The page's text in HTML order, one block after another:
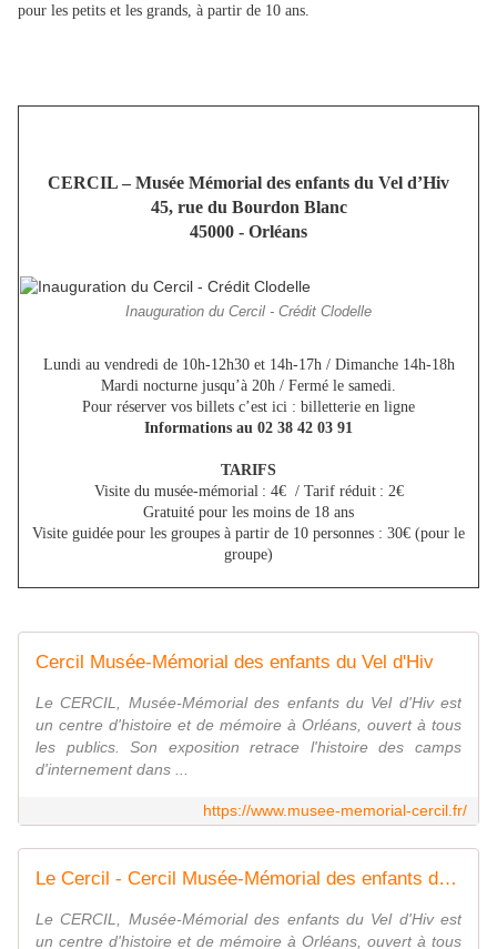
pour les petits et les grands, à partir de 10 ans.
CERCIL – Musée Mémorial des enfants du Vel d’Hiv
45, rue du Bourdon Blanc
45000 - Orléans
Inauguration du Cercil - Crédit Clodelle
Lundi au vendredi de 10h-12h30 et 14h-17h / Dimanche 14h-18h
Mardi nocturne jusqu’à 20h / Fermé le samedi.
Pour réserver vos billets c’est ici : billetterie en ligne
Informations au 02 38 42 03 91
TARIFS
Visite du musée-mémorial : 4€ / Tarif réduit : 2€
Gratuité pour les moins de 18 ans
Visite guidée pour les groupes à partir de 10 personnes : 30€ (pour le
groupe)
Cercil Musée-Mémorial des enfants du Vel d'Hiv
Le CERCIL, Musée-Mémorial des enfants du Vel d'Hiv est
un centre d'histoire et de mémoire à Orléans, ouvert à tous
les publics. Son exposition retrace l'histoire des camps
d'internement dans ...
https://www.musee-memorial-cercil.fr/
Le Cercil - Cercil Musée-Mémorial des enfants du Vel d'Hiv
Le CERCIL, Musée-Mémorial des enfants du Vel d'Hiv est
un centre d'histoire et de mémoire à Orléans, ouvert à tous